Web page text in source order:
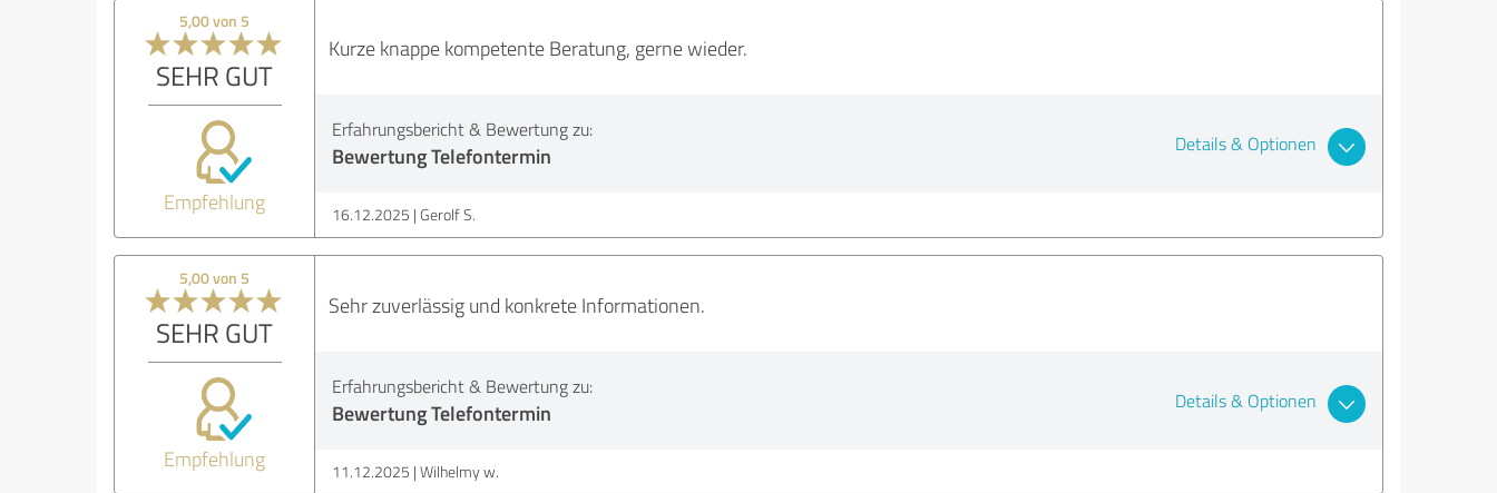
5,00 von 5
SEHR GUT
Empfehlung
Kurze knappe kompetente Beratung, gerne wieder.
Erfahrungsbericht & Bewertung zu:
Bewertung Telefontermin Details & Optionen
16.12.2025 Gerolf S.
5,00 von 5
SEHR GUT
Empfehlung
Sehr zuverlässig und konkrete Informationen.
Erfahrungsbericht & Bewertung zu:
Bewertung Telefontermin Details & Optionen
11.12.2025 Wilhelmy w.